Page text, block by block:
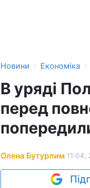
Новини › Економіка ›
В уряді
перед
Олена Бутурлим 11:04,